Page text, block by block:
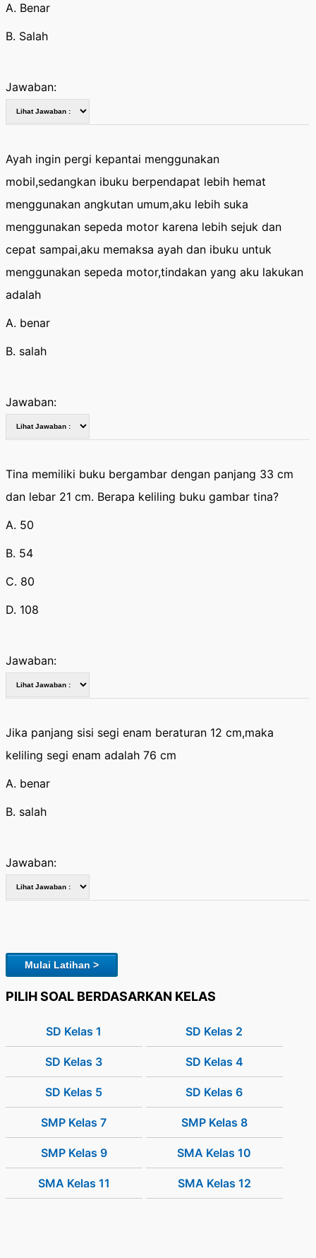
A. Benar
B. Salah
Jawaban:
Ayah ingin pergi kepantai menggunakan
mobil,sedangkan ibuku berpendapat lebih hemat
menggunakan angkutan umum,aku lebih suka
menggunakan sepeda motor karena lebih sejuk dan
cepat sampai,aku memaksa ayah dan ibuku untuk
menggunakan sepeda motor,tindakan yang aku lakukan
adalah
A. benar
B. salah
Jawaban:
Tina memiliki buku bergambar dengan panjang 33 cm
dan lebar 21 cm. Berapa keliling buku gambar tina?
A. 50
B. 54
C. 80
D. 108
Jawaban:
Jika panjang sisi segi enam beraturan 12 cm,maka
keliling segi enam adalah 76 cm
A. benar
B. salah
Jawaban:
Mulai Latihan >
PILIH SOAL BERDASARKAN KELAS
SD Kelas 1 SD Kelas 2
SD Kelas 3 SD Kelas 4
SD Kelas 5 SD Kelas 6
SMP Kelas 7 SMP Kelas 8
SMP Kelas 9 SMA Kelas 10
SMA Kelas 11 SMA Kelas 12